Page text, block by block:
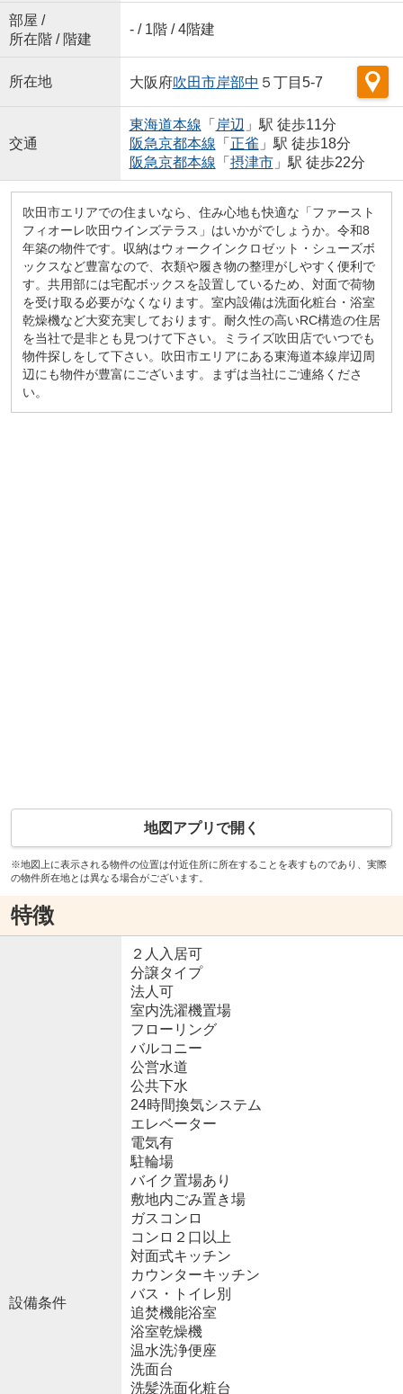
部屋 /
所在階 / 階建
- / 1階 / 4階建
所在地 大阪府吹田市岸部中 ５丁目5-7
交通
東海道本線 「 岸辺 」駅 徒歩11分
阪急京都本線 「 正雀 」駅 徒歩18分
阪急京都本線 「 摂津市」駅 徒歩22分
吹田市エリアでの住まいなら、住み心地も快適な「ファースト
フィオーレ吹田ウインズテラス」はいかがでしょうか。令和8
年築の物件です。収納はウォークインクロゼット・シューズボ
ックスなど豊富なので、衣類や履き物の整理がしやすく便利で
す。共用部には宅配ボックスを設置しているため、対面で荷物
を受け取る必要がなくなります。室内設備は洗面化粧台・浴室
乾燥機など大変充実しております。耐久性の高いRC構造の住居
を当社で是非とも見つけて下さい。ミライズ吹田店でいつでも
物件探しをして下さい。吹田市エリアにある東海道本線岸辺周
辺にも物件が豊富にございます。まずは当社にご連絡くださ
い。
地図アプリで開く
※地図上に表示される物件の位置は付近住所に所在することを表すものであり、実際
の物件所在地とは異なる場合がございます。
特徴
設備条件
２人入居可
分譲タイプ
法人可
室内洗濯機置場
フローリング
バルコニー
公営水道
公共下水
24時間換気システム
エレベーター
電気有
駐輪場
バイク置場あり
敷地内ごみ置き場
ガスコンロ
コンロ２口以上
対面式キッチン
カウンターキッチン
バス・トイレ別
追焚機能浴室
浴室乾燥機
温水洗浄便座
洗面台
洗髪洗面化粧台